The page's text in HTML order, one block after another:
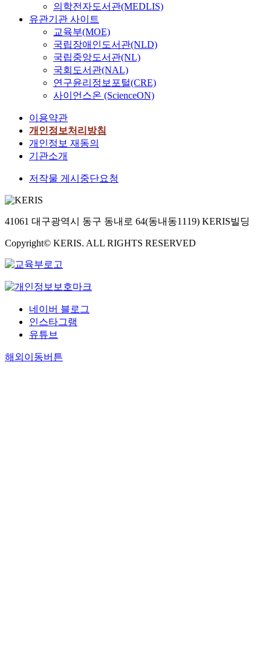
의학전자도서관(MEDLIS)
유관기관 사이트
교육부(MOE)
국립장애인도서관(NLD)
국립중앙도서관(NL)
국회도서관(NAL)
연구윤리정보포털(CRE)
사이언스온 (ScienceON)
이용약관
개인정보처리방침
개인정보 재동의
기관소개
저작물 게시중단요청
41061 대구광역시 동구 동내로 64(동내동1119) KERIS빌딩
Copyright© KERIS. ALL RIGHTS RESERVED
네이버 블로그
인스타그램
유튜브
해외이동버튼